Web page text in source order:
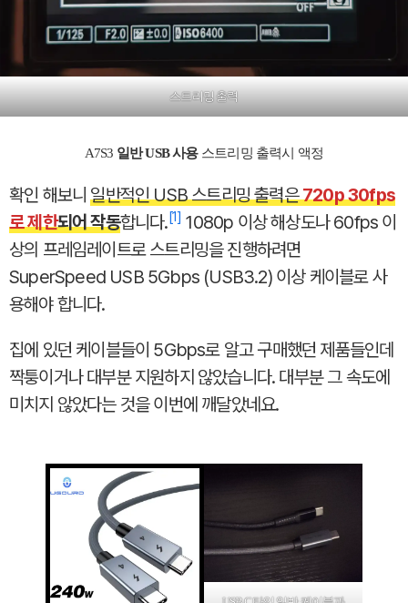
스트리밍 출력
A7S3 일반 USB 사용스트리밍 출력시 액정
확인 해보니일반적인 USB 스트리밍 출력은720p 30fps
로 제한되어 작동합니다. 1 1080p 이상 해상도나 60fps 이
상의 프레임레이트로 스트리밍을 진행하려면
SuperSpeed USB 5Gbps (USB3.2) 이상 케이블로 사
용해야 합니다.
집에 있던 케이블들이 5Gbps로 알고 구매했던 제품들인데
짝퉁이거나 대부분 지원하지 않았습니다. 대부분 그 속도에
미치지 않았다는 것을 이번에 깨달았네요.